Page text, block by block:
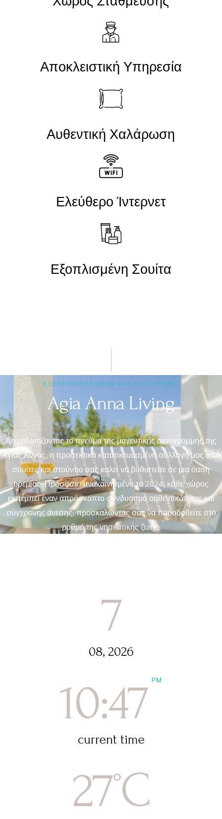
Αποκλειστική Υπηρεσία
Αυθεντική Χαλάρωση
Ελεύθερο Ίντερνετ
Εξοπλισμένη Σουίτα
ΕΞΕΡΕΥΝΉΣΤΕ ΠΈΡΑ ΑΠΌ ΤΙΣ ΑΝΈΣΕΙΣ
Agia Anna Living
Αιχμαλωτίζοντας το πνεύμα της μαγευτικής ακτογραμμής της
Αγίας Άννας, η προσεκτικά κατασκευασμένη συλλογή μας από
σουίτες και στούντιο σας καλεί να βυθιστείτε σε μια όαση
ηρεμίας. Πρόσφατα ανακαινισμένο το 2024, κάθε χώρος
εκπέμπει έναν απρόσκοπτο συνδυασμό αυθεντικότητας και
σύγχρονης άνεσης, προσκαλώντας σας να παραδοθείτε στο
ρυθμό της νησιωτικής ζωής.
7
08, 2026
10:47 PM
current time
27°C